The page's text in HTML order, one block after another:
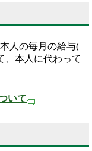
人の毎月の給与(
、本人に代わって
いて